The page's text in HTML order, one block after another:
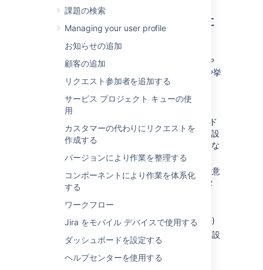
課題の検索
Managing your user profile
お知らせの追加
顧客の追加
リクエスト参加者を追加する
サービス プロジェクト キューの使
用
カスタマーの代わりにリクエストを
作成する
バージョンにより作業を整理する
コンポーネントにより作業を体系化
する
ワークフロー
Jira をモバイル デバイスで使用する
ダッシュボードを設定する
ヘルプセンターを使用する
課題をカスタマイズするた
めのオプション
Jira Service Management
では、カスタマーや
エージェントのニーズに合わせて課題の設定や挙
動をカスタマイズできます。
次の選択が可能です。
フィールドの挙動を変更する (フィールド
の説明変更、フィールドの表示 / 非表示設
定、フィールドの必須 / オプション設定な
ど)
既定値が割り当てられたフィールドに任意
の値を追加する (例: 解決状況やステータ
ス)
カスタム フィールドを作成する(
Jira に新しいフィールドを追加する方法)
一部のフィールドに異なるレンダラーを設
定する(フィールド レンダラーの詳細
画面の位置フィールドを変更する